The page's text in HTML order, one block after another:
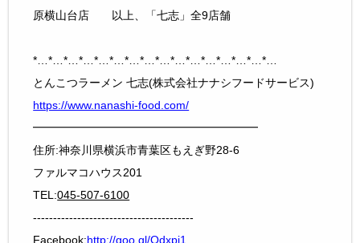
原横山台店 以上、「七志」全9店舗
*…*…*…*…*…*…*…*…*…*…*…*…*…*…*…*…
とんこつラーメン 七志(株式会社ナナシフードサービス)
https://www.nanashi-food.com/
━━━━━━━━━━━━━━━━━━━━
住所:神奈川県横浜市青葉区もえぎ野28-6
ファルマコハウス201
TEL:045-507-6100
----------------------------------------
Facebook:http://goo.gl/Odxpi1